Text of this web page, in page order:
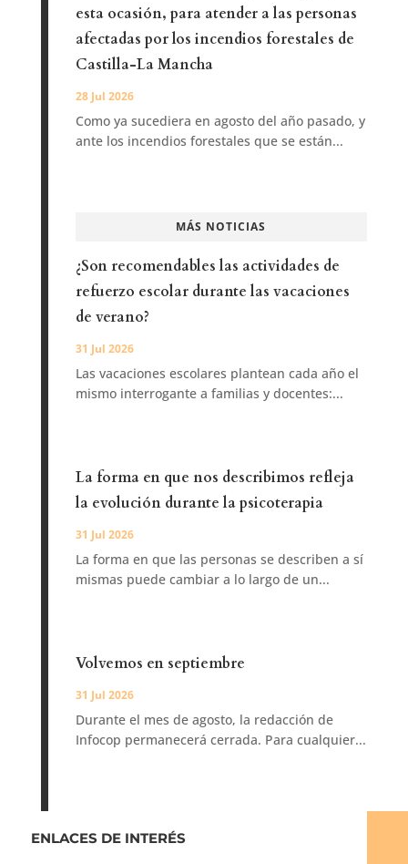
esta ocasión, para atender a las personas
afectadas por los incendios forestales de
Castilla-La Mancha
28 Jul 2026
Como ya sucediera en agosto del año pasado, y
ante los incendios forestales que se están...
MÁS NOTICIAS
¿Son recomendables las actividades de
refuerzo escolar durante las vacaciones
de verano?
31 Jul 2026
Las vacaciones escolares plantean cada año el
mismo interrogante a familias y docentes:...
La forma en que nos describimos refleja
la evolución durante la psicoterapia
31 Jul 2026
La forma en que las personas se describen a sí
mismas puede cambiar a lo largo de un...
Volvemos en septiembre
31 Jul 2026
Durante el mes de agosto, la redacción de
Infocop permanecerá cerrada. Para cualquier...
ENLACES DE INTERÉS